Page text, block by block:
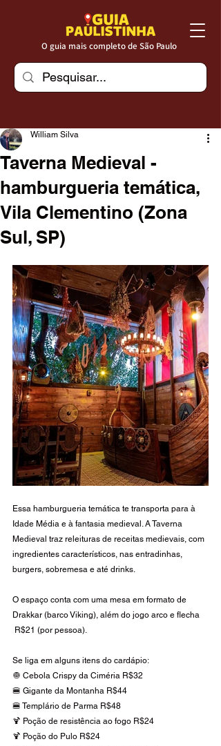
O guia mais completo de São Paulo
Taverna Medieval -
hamburgueria temática,
Vila Clementino (Zona
Sul, SP)
William Silva
Essa hamburgueria temática te transporta para à
Idade Média e à fantasia medieval. A Taverna
Medieval traz releituras de receitas medievais, com
ingredientes característicos, nas entradinhas,
burgers, sobremesa e até drinks.
O espaço conta com uma mesa em formato de
Drakkar (barco Viking), além do jogo arco e flecha
R$21 (por pessoa).
Se liga em alguns itens do cardápio:
🧅 Cebola Crispy da Ciméria R$32
🍔 Gigante da Montanha R$44
🍔 Templário de Parma R$48
🍹 Poção de resistência ao fogo R$24
🍹 Poção do Pulo R$24